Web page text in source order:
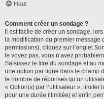
Haut
Comment créer un sondage ?
Il est facile de créer un sondage,
la modification du premier message
permissions), cliquez sur l’onglet
le voyez pas, vous n’avez
Saisissez le titre du sondage et au
une option par ligne dans le champ
le nombre de réponses qu’un
« Option(s) par l’utilisateur », limiter
pour une durée illimitée) et enfin